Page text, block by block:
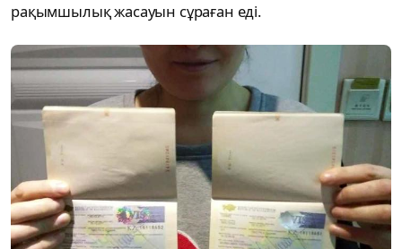
рақымшылық жасауын сұраған еді.